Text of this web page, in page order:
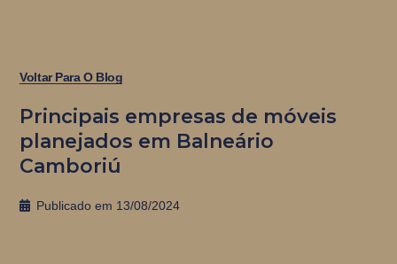
Voltar Para O Blog
Principais empresas de móveis
planejados em Balneário
Camboriú
Publicado em 13/08/2024